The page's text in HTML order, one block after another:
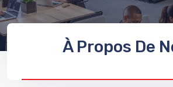
À Propos De